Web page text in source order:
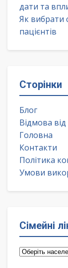
дати та
Як вибрати
пацієнтів
Сторінки
Блог
Відмова від
Головна
Контакти
Політика
Умови
Сімейні
Сімейні